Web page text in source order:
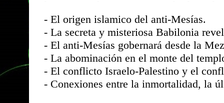
- El origen islamico del anti-Mesías.
- La secreta y misteriosa Babilonia
- El anti-Mesías gobernará desde la
- La abominación en el monte del
- El conflicto Israelo-Palestino y el
- Conexiones entre la inmortalidad, la